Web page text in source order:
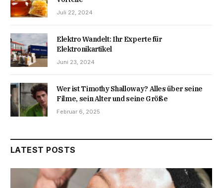
Juli 22, 2024
Elektro Wandelt: Ihr Experte für
Elektronikartikel
Juni 23, 2024
Wer ist Timothy Shalloway? Alles über seine
Filme, sein Alter und seine Größe
Februar 6, 2025
LATEST POSTS